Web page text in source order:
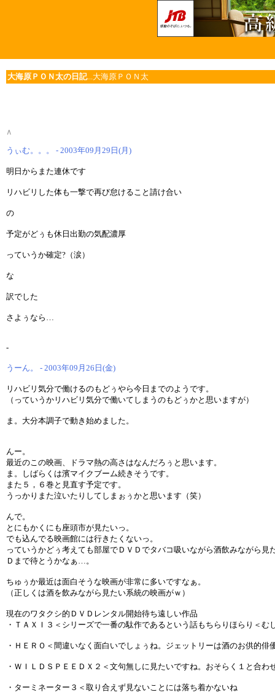
大海原ＰＯＮ太の日記...大海原ＰＯＮ太
∧
うぃむ。。。 - 2003年09月29日(月)
明日からまた連休です
リハビリした体も一撃で再び怠けること請け合い
の
予定がどぅも休日出勤の気配濃厚
っていうか確定?（涙）
な
訳でした
さよぅなら…
-
うーん。 - 2003年09月26日(金)
リハビリ気分で働けるのもどぅやら今日までのようです。
（っていうかリハビリ気分で働いてしまうのもどぅかと思いますが）
ま。大分本調子で動き始めました。
んー。
最近のこの映画、ドラマ熱の高さはなんだろぅと思います。
ま。しばらくは濱マイクブーム続きそうです。
また５，６巻と見直す予定です。
うっかりまた泣いたりしてしまぉぅかと思います（笑）
んで。
とにもかくにも座頭市が見たいっ。
でも込んでる映画館には行きたくないっ。
っていうかどぅ考えても部屋でＤＶＤでタバコ吸いながら酒飲みながら見
Ｄまで待とうかなぁ…。
ちゅぅか最近は面白そうな映画が非常に多いですなぁ。
（正しくは酒を飲みながら見たい系統の映画がｗ）
現在のワタクシ的ＤＶＤレンタル開始待ち遠しい作品
・ＴＡＸＩ３＜シリーズで一番の駄作であるという話もちらりほらり＜む
・ＨＥＲＯ＜間違いなく面白いでしょぅね。ジェットリーは酒のお供的俳
・ＷＩＬＤＳＰＥＥＤＸ２＜文句無しに見たいですね。おそらく１と合わ
・ターミネーター３＜取り合えず見ないことには落ち着かないね